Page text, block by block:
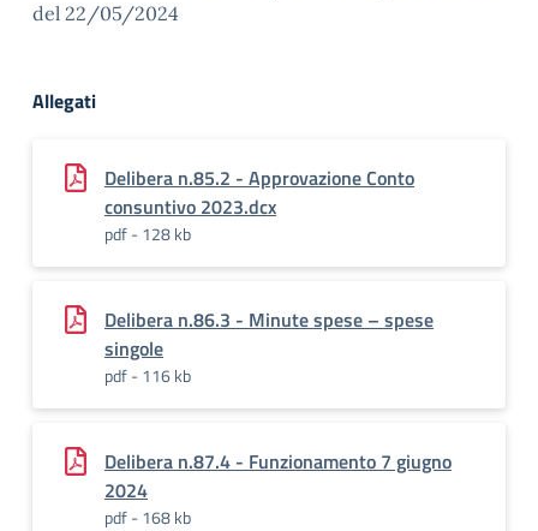
del 22/05/2024
Allegati
Delibera n.85.2 - Approvazione Conto
consuntivo 2023.dcx
pdf - 128 kb
Delibera n.86.3 - Minute spese – spese
singole
pdf - 116 kb
Delibera n.87.4 - Funzionamento 7 giugno
2024
pdf - 168 kb